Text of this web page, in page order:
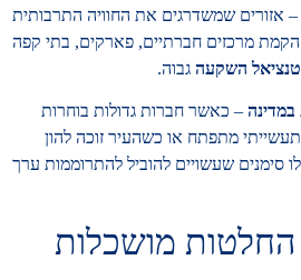
– אזורים שמשדרגים את החוויה התרבותית
מרכזים חברתיים, פארקים, בתי קפה
השקעה גבוה.
– כאשר חברות גדולות בוחרות
מתפתח או כשהעיר זוכה להון
סימנים שעשויים להוביל להתרוממות ערך
מושכלות